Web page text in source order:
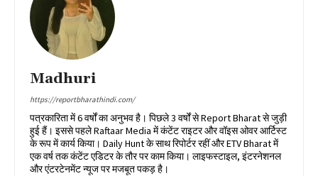
Madhuri
https://reportbharathindi.com/
पत्रकारिता में 6 वर्षों का अनुभव है। पिछले 3 वर्षों से Report Bharat से जुड़ी
हुई हैं। इससे पहले Raftaar Media में कंटेंट राइटर और वॉइस ओवर आर्टिस्ट
के रूप में कार्य किया। Daily Hunt के साथ रिपोर्टर रहीं और ETV Bharat में
एक वर्ष तक कंटेंट एडिटर के तौर पर काम किया। लाइफस्टाइल, इंटरनेशनल
और एंटरटेनमेंट न्यूज पर मजबूत पकड़ है।